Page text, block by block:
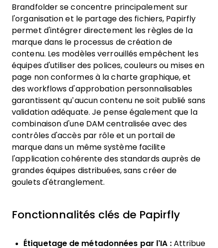
Brandfolder se concentre principalement sur
l'organisation et le partage des fichiers, Papirfly
permet d'intégrer directement les règles de la
marque dans le processus de création de
contenu. Les modèles verrouillés empêchent les
équipes d'utiliser des polices, couleurs ou mises en
page non conformes à la charte graphique, et
des workflows d'approbation personnalisables
garantissent qu’aucun contenu ne soit publié sans
validation adéquate. Je pense également que la
combinaison d'une DAM centralisée avec des
contrôles d'accès par rôle et un portail de
marque dans un même système facilite
l'application cohérente des standards auprès de
grandes équipes distribuées, sans créer de
goulets d'étranglement.
Fonctionnalités clés de Papirfly
Étiquetage de métadonnées par l’IA :Attribue